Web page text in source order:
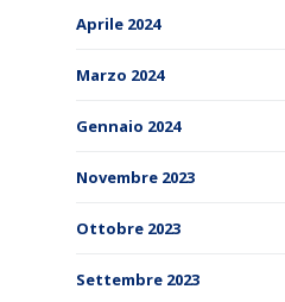
Aprile 2024
Marzo 2024
Gennaio 2024
Novembre 2023
Ottobre 2023
Settembre 2023